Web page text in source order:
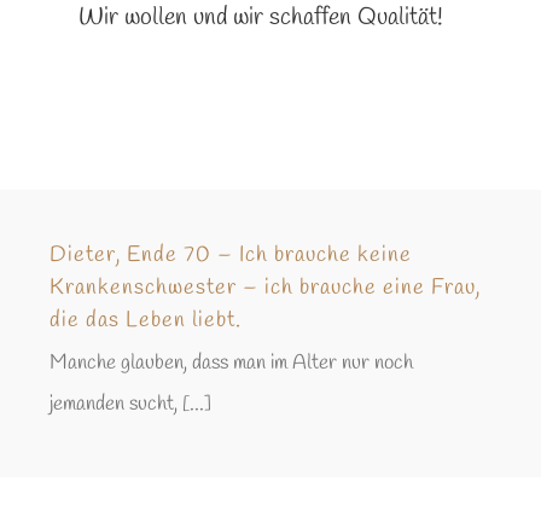
Wir wollen und wir schaffen Qualität!
Dieter, Ende 70 – Ich brauche keine
Krankenschwester – ich brauche eine Frau,
die das Leben liebt.
Manche glauben, dass man im Alter nur noch
jemanden sucht, [...]